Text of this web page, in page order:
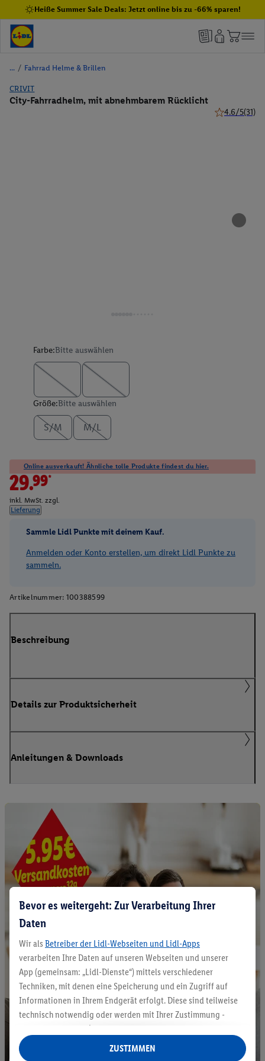
Heiße Summer Sale Deals: Jetzt online bis zu -66% sparen!
/ Fahrrad Helme & Brillen
CRIVIT
City-Fahrradhelm, mit abnehmbarem Rücklicht
4.6/5(31)
Farbe:Bitte auswählen
Größe:Bitte auswählen
S/M M/L
Online ausverkauft! Ähnliche tolle Produkte findest du hier.
29.99*
inkl. MwSt. zzgl.
Lieferung
Sammle Lidl Punkte mit deinem Kauf.
Anmelden oder Konto erstellen, um direkt Lidl Punkte zu
sammeln.
Artikelnummer: 100388599
Beschreibung
Details zur Produktsicherheit
Anleitungen & Downloads
Bevor es weitergeht: Zur Verarbeitung Ihrer
Daten
Wir als Betreiber der Lidl-Webseiten und Lidl-Apps
verarbeiten Ihre Daten auf unseren Webseiten und unserer
App (gemeinsam: „Lidl-Dienste“) mittels verschiedener
Techniken, mit denen eine Speicherung und ein Zugriff auf
Informationen in Ihrem Endgerät erfolgt. Diese sind teilweise
technisch notwendig oder werden mit Ihrer Zustimmung -
auch durch Partner (u.a.
Verantwortliche; im Zusammenhang mit dem IAB TCF
insgesamt
ZUSTIMMEN